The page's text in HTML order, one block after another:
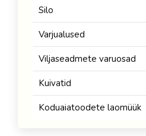
Silo
Varjualused
Viljaseadmete varuosad
Kuivatid
Koduaiatoodete laomüük